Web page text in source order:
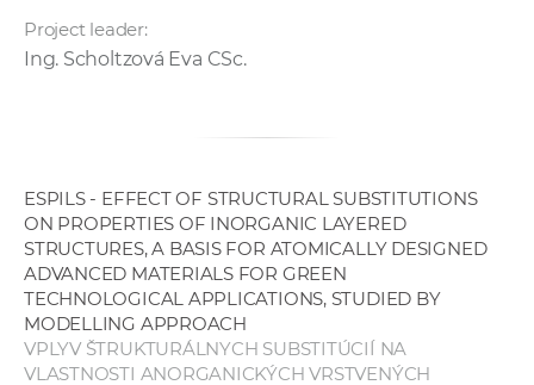
Project leader:
Ing. Scholtzová Eva CSc.
ESPILS - EFFECT OF STRUCTURAL SUBSTITUTIONS
ON PROPERTIES OF INORGANIC LAYERED
STRUCTURES, A BASIS FOR ATOMICALLY DESIGNED
ADVANCED MATERIALS FOR GREEN
TECHNOLOGICAL APPLICATIONS, STUDIED BY
MODELLING APPROACH
VPLYV ŠTRUKTURÁLNYCH SUBSTITÚCIÍ NA
VLASTNOSTI ANORGANICKÝCH VRSTVENÝCH